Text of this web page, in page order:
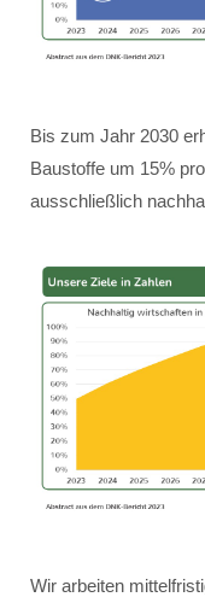
Bis zum Jahr 2030
Baustoffe um 15%
ausschließlich
Wir arbeiten